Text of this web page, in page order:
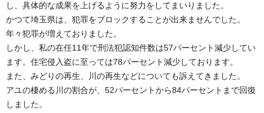
し、具体的な成果を上げるように努力をしてまいりました。
かつて埼玉県は、犯罪をブロックすることが出来ませんでした。
年々犯罪が増えておりました。
しかし、私の在任11年で刑法犯認知件数は57パーセント減少してい
ます。住宅侵入盗に至っては78パーセント減少しております。
また、みどりの再生、川の再生などについても訴えてきました。
アユの棲める川の割合が、52パーセントから84パーセントまで回復
しました。